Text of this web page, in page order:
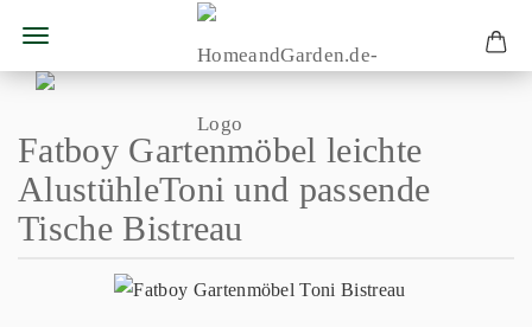
Fatboy Gartenmöbel leichte
AlustühleToni und passende
Tische Bistreau